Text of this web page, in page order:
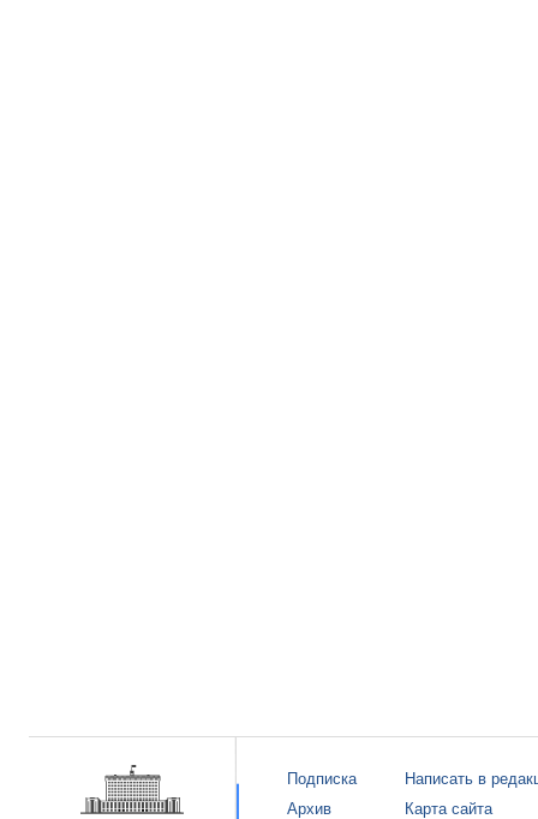
Подписка
Архив
Написать в
Карта сайта